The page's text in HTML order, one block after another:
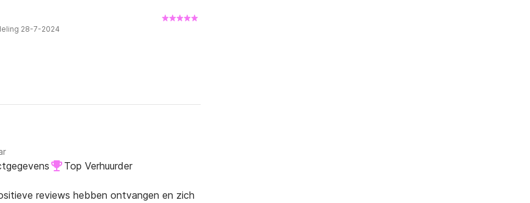
28-7-2024
Top Verhuurder
reviews hebben ontvangen en zich